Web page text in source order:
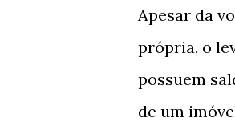
Apesar da
própria, o
possuem
de um